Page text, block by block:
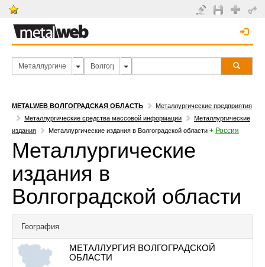
METALWEB ВОЛГОГРАДСКАЯ ОБЛАСТЬ
Металлургические предприятия
Металлургические средства массовой информации
Металлургические
издания
Металлургические издания в Волгоградской области + Россия
Металлургические
издания в
Волгоградской области
География
МЕТАЛЛУРГИЯ ВОЛГОГРАДСКОЙ
ОБЛАСТИ